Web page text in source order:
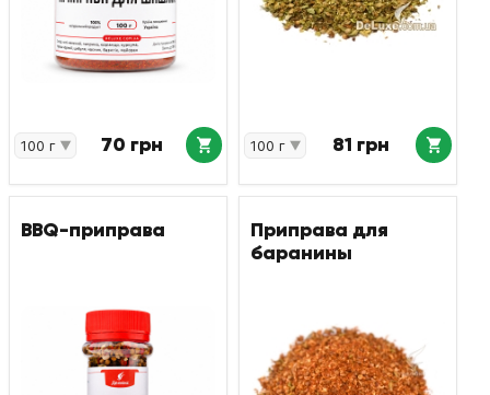
70 грн 81 грн
BBQ-приправа
Приправа для
баранины